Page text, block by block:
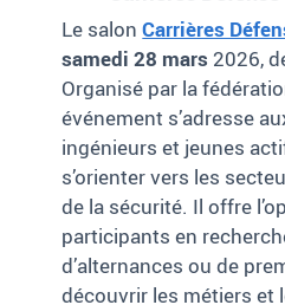
Le salonCarrières
samedi 28 mars 2026,
Organisé par la
événement s’adresse
ingénieurs et jeunes
s’orienter vers les
de la sécurité. Il offre
participants en
d’alternances ou de
découvrir les métiers et